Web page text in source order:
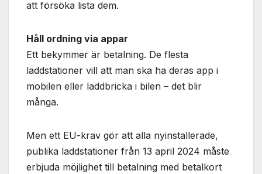
att försöka lista dem.
Håll ordning via appar
Ett bekymmer är betalning. De flesta
laddstationer vill att man ska ha deras app i
mobilen eller laddbricka i bilen – det blir
många.
Men ett EU-krav gör att alla nyinstallerade,
publika laddstationer från 13 april 2024 måste
erbjuda möjlighet till betalning med betalkort
Genom att dela
med dig av dina
intressen och ditt
beteende när du
anpassat innehåll
och erbjudanden.